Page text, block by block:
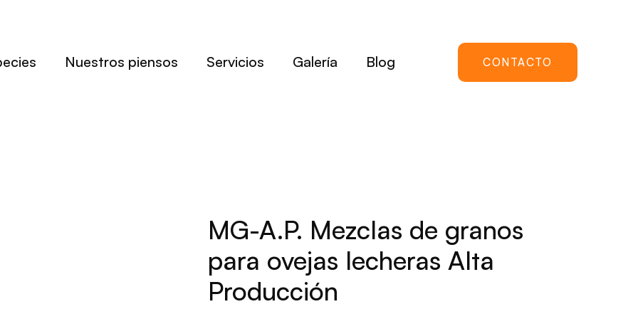
Nuestros piensos Servicios Galería Blog CONTACTO
MG-A.P. Mezclas de granos
para ovejas lecheras Alta
Producción